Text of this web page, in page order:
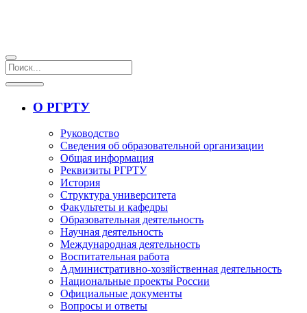
О РГРТУ
Руководство
Сведения об образовательной организации
Общая информация
Реквизиты РГРТУ
История
Структура университета
Факультеты и кафедры
Образовательная деятельность
Научная деятельность
Международная деятельность
Воспитательная работа
Административно-хозяйственная деятельность
Национальные проекты России
Официальные документы
Вопросы и ответы